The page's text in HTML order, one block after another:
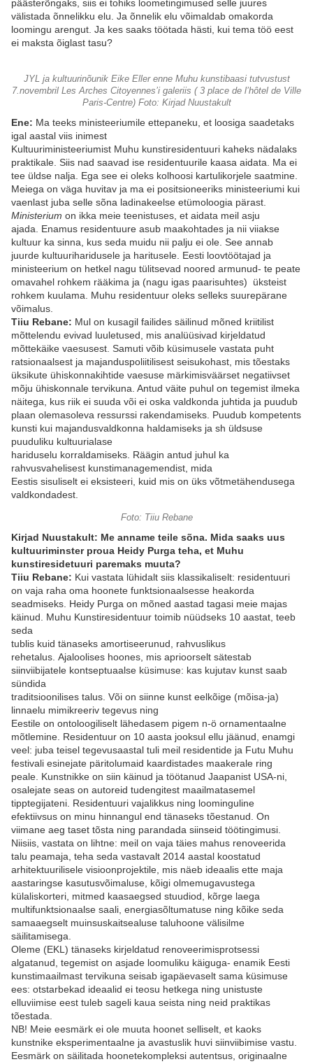
päästerõngaks, siis ei tohiks loometingimused selle juures
välistada õnnelikku elu. Ja õnnelik elu võimaldab omakorda
loomingu arengut. Ja kes saaks töötada hästi, kui tema töö eest
ei maksta õiglast tasu?
JYL ja kultuurinõunik Eike Eller enne Muhu kunstibaasi tutvustust
7.novembril Les Arches Citoyennes’i galeriis ( 3 place de l’hôtel de Ville
Paris-Centre) Foto: Kirjad Nuustakult
Ene: Ma teeks ministeeriumile ettepaneku, et loosiga saadetaks
igal aastal viis inimest
Kultuuriministeeriumist Muhu kunstiresidentuuri kaheks nädalaks
praktikale. Siis nad saavad ise residentuurile kaasa aidata. Ma ei
tee üldse nalja. Ega see ei oleks kolhoosi kartulikorjele saatmine.
Meiega on väga huvitav ja ma ei positsioneeriks ministeeriumi kui
vaenlast juba selle sõna ladinakeelse etümoloogia pärast.
Ministerium on ikka meie teenistuses, et aidata meil asju
ajada. Enamus residentuure asub maakohtades ja nii viiakse
kultuur ka sinna, kus seda muidu nii palju ei ole. See annab
juurde kultuuriharidusele ja haritusele. Eesti loovtöötajad ja
ministeerium on hetkel nagu tülitsevad noored armunud- te peate
omavahel rohkem rääkima ja (nagu igas paarisuhtes) üksteist
rohkem kuulama. Muhu residentuur oleks selleks suurepärane
võimalus.
Tiiu Rebane: Mul on kusagil failides säilinud mõned kriitilist
mõttelendu evivad luuletused, mis analüüsivad kirjeldatud
mõttekäike vaesusest. Samuti võib küsimusele vastata puht
ratsionaalsest ja majanduspoliitilisest seisukohast, mis tõestaks
üksikute ühiskonnakihtide vaesuse märkimisväärset negatiivset
mõju ühiskonnale tervikuna. Antud väite puhul on tegemist ilmeka
näitega, kus riik ei suuda või ei oska valdkonda juhtida ja puudub
plaan olemasoleva ressurssi rakendamiseks. Puudub kompetents
kunsti kui majandusvaldkonna haldamiseks ja sh üldsuse
puuduliku kultuurialase
hariduselu korraldamiseks. Räägin antud juhul ka
rahvusvahelisest kunstimanagemendist, mida
Eestis sisuliselt ei eksisteeri, kuid mis on üks võtmetähendusega
valdkondadest.
Foto: Tiiu Rebane
Kirjad Nuustakult: Me anname teile sõna. Mida saaks uus
kultuuriminster proua Heidy Purga teha, et Muhu
kunstiresidetuuri paremaks muuta?
Tiiu Rebane: Kui vastata lühidalt siis klassikaliselt: residentuuri
on vaja raha oma hoonete funktsionaalsesse heakorda
seadmiseks. Heidy Purga on mõned aastad tagasi meie majas
käinud. Muhu Kunstiresidentuur toimib nüüdseks 10 aastat, teeb
seda
tublis kuid tänaseks amortiseerunud, rahvuslikus
rehetalus. Ajaloolises hoones, mis aprioorselt sätestab
siinviibijatele kontseptuaalse küsimuse: kas kujutav kunst saab
sündida
traditsioonilises talus. Või on siinne kunst eelkõige (mõisa-ja)
linnaelu mimikreeriv tegevus ning
Eestile on ontoloogiliselt lähedasem pigem n-ö ornamentaalne
mõtlemine. Residentuur on 10 aasta jooksul ellu jäänud, enamgi
veel: juba teisel tegevusaastal tuli meil residentide ja Futu Muhu
festivali esinejate päritolumaid kaardistades maakerale ring
peale. Kunstnikke on siin käinud ja töötanud Jaapanist USA-ni,
osalejate seas on autoreid tudengitest maailmatasemel
tipptegijateni. Residentuuri vajalikkus ning loominguline
efektiivsus on minu hinnangul end tänaseks tõestanud. On
viimane aeg taset tõsta ning parandada siinseid töötingimusi.
Niisiis, vastata on lihtne: meil on vaja täies mahus renoveerida
talu peamaja, teha seda vastavalt 2014 aastal koostatud
arhitektuurilisele visioonprojektile, mis näeb ideaalis ette maja
aastaringse kasutusvõimaluse, kõigi olmemugavustega
külaliskorteri, mitmed kaasaegsed stuudiod, kõrge laega
multifunktsionaalse saali, energiasõltumatuse ning kõike seda
samaaegselt muinsuskaitsealuse taluhoone välisilme
säilitamisega.
Oleme (EKL) tänaseks kirjeldatud renoveerimisprotsessi
algatanud, tegemist on asjade loomuliku käiguga- enamik Eesti
kunstimaailmast tervikuna seisab igapäevaselt sama küsimuse
ees: otstarbekad ideaalid ei teosu hetkega ning unistuste
elluviimise eest tuleb sageli kaua seista ning neid praktikas
tõestada.
NB! Meie eesmärk ei ole muuta hoonet selliselt, et kaoks
kunstnike eksperimentaalne ja avastuslik huvi siinviibimise vastu.
Eesmärk on säilitada hoonetekompleksi autentsus, originaalne